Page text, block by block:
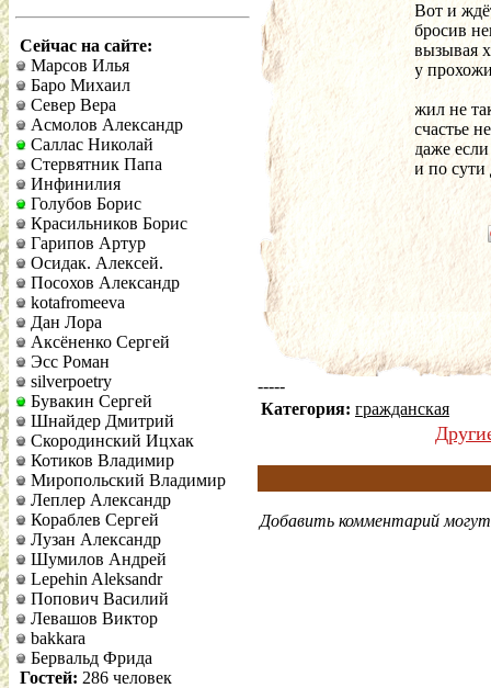
Сейчас на сайте:
Марсов Илья
Баро Михаил
Север Вера
Асмолов Александр
Саллас Николай
Стервятник Папа
Инфинилия
Голубов Борис
Красильников Борис
Гарипов Артур
Осидак. Алексей.
Посохов Александр
kotafromeeva
Дан Лора
Аксёненко Сергей
Эсс Роман
silverpoetry
Бувакин Сергей
Шнайдер Дмитрий
Скородинский Ицхак
Котиков Владимир
Миропольский Владимир
Леплер Александр
Кораблев Сергей
Лузан Александр
Шумилов Андрей
Lepehin Aleksandr
Попович Василий
Левашов Виктор
bakkara
Бервальд Фрида
Гостей: 286 человек
Вот и
бросив
вызывая
у
жил не
счастье
даже
и по сути
-----
Категория: гражданская
Добавить комментарий